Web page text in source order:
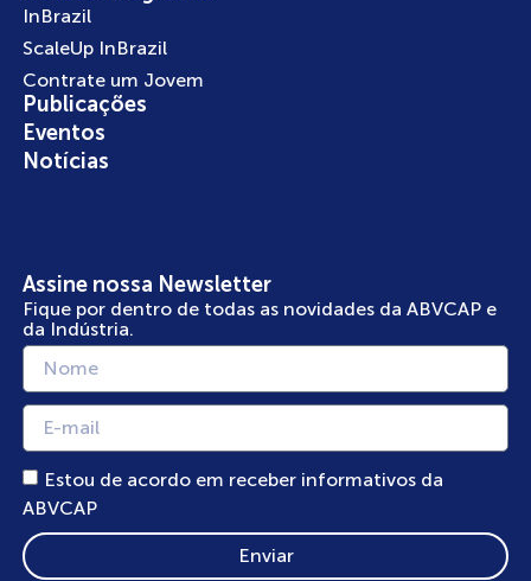
InBrazil
ScaleUp InBrazil
Contrate um Jovem
Publicações
Eventos
Notícias
Assine nossa Newsletter
Fique por dentro de todas as novidades da ABVCAP e
da Indústria.
Estou de acordo em receber informativos da
ABVCAP
Enviar